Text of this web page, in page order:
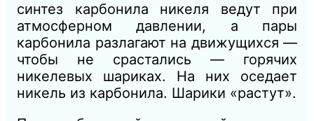
синтез карбонила никеля ведут при
атмосферном давлении, а пары
карбонила разлагают на движущихся —
чтобы не срастались — горячих
никелевых шариках. На них оседает
никель из карбонила. Шарики «растут».